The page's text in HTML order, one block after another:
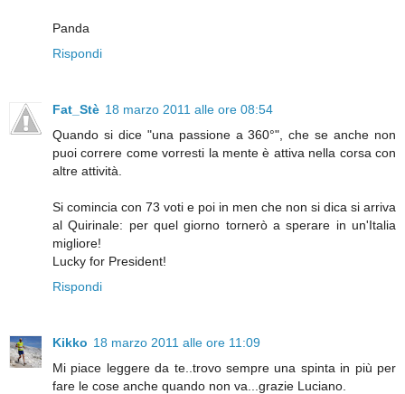
Panda
Rispondi
Fat_Stè 18 marzo 2011 alle ore 08:54
Quando si dice "una passione a 360°", che se anche non
puoi correre come vorresti la mente è attiva nella corsa con
altre attività.
Si comincia con 73 voti e poi in men che non si dica si arriva
al Quirinale: per quel giorno tornerò a sperare in un'Italia
migliore!
Lucky for President!
Rispondi
Kikko 18 marzo 2011 alle ore 11:09
Mi piace leggere da te..trovo sempre una spinta in più per
fare le cose anche quando non va...grazie Luciano.